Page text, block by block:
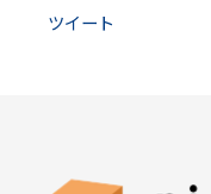
ツイート